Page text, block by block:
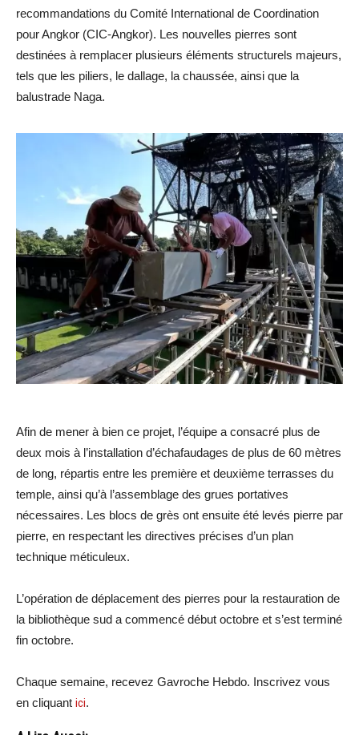
recommandations du Comité International de Coordination
pour Angkor (CIC-Angkor). Les nouvelles pierres sont
destinées à remplacer plusieurs éléments structurels majeurs,
tels que les piliers, le dallage, la chaussée, ainsi que la
balustrade Naga.
Afin de mener à bien ce projet, l’équipe a consacré plus de
deux mois à l’installation d’échafaudages de plus de 60 mètres
de long, répartis entre les première et deuxième terrasses du
temple, ainsi qu’à l’assemblage des grues portatives
nécessaires. Les blocs de grès ont ensuite été levés pierre par
pierre, en respectant les directives précises d’un plan
technique méticuleux.
L’opération de déplacement des pierres pour la restauration de
la bibliothèque sud a commencé début octobre et s’est terminé
fin octobre.
Chaque semaine, recevez Gavroche Hebdo. Inscrivez vous
en cliquant ici.